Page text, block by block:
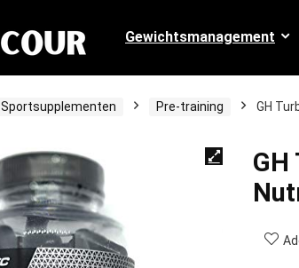
Gewichtsmanagement
Sportsupplementen Pre-training GH
GH